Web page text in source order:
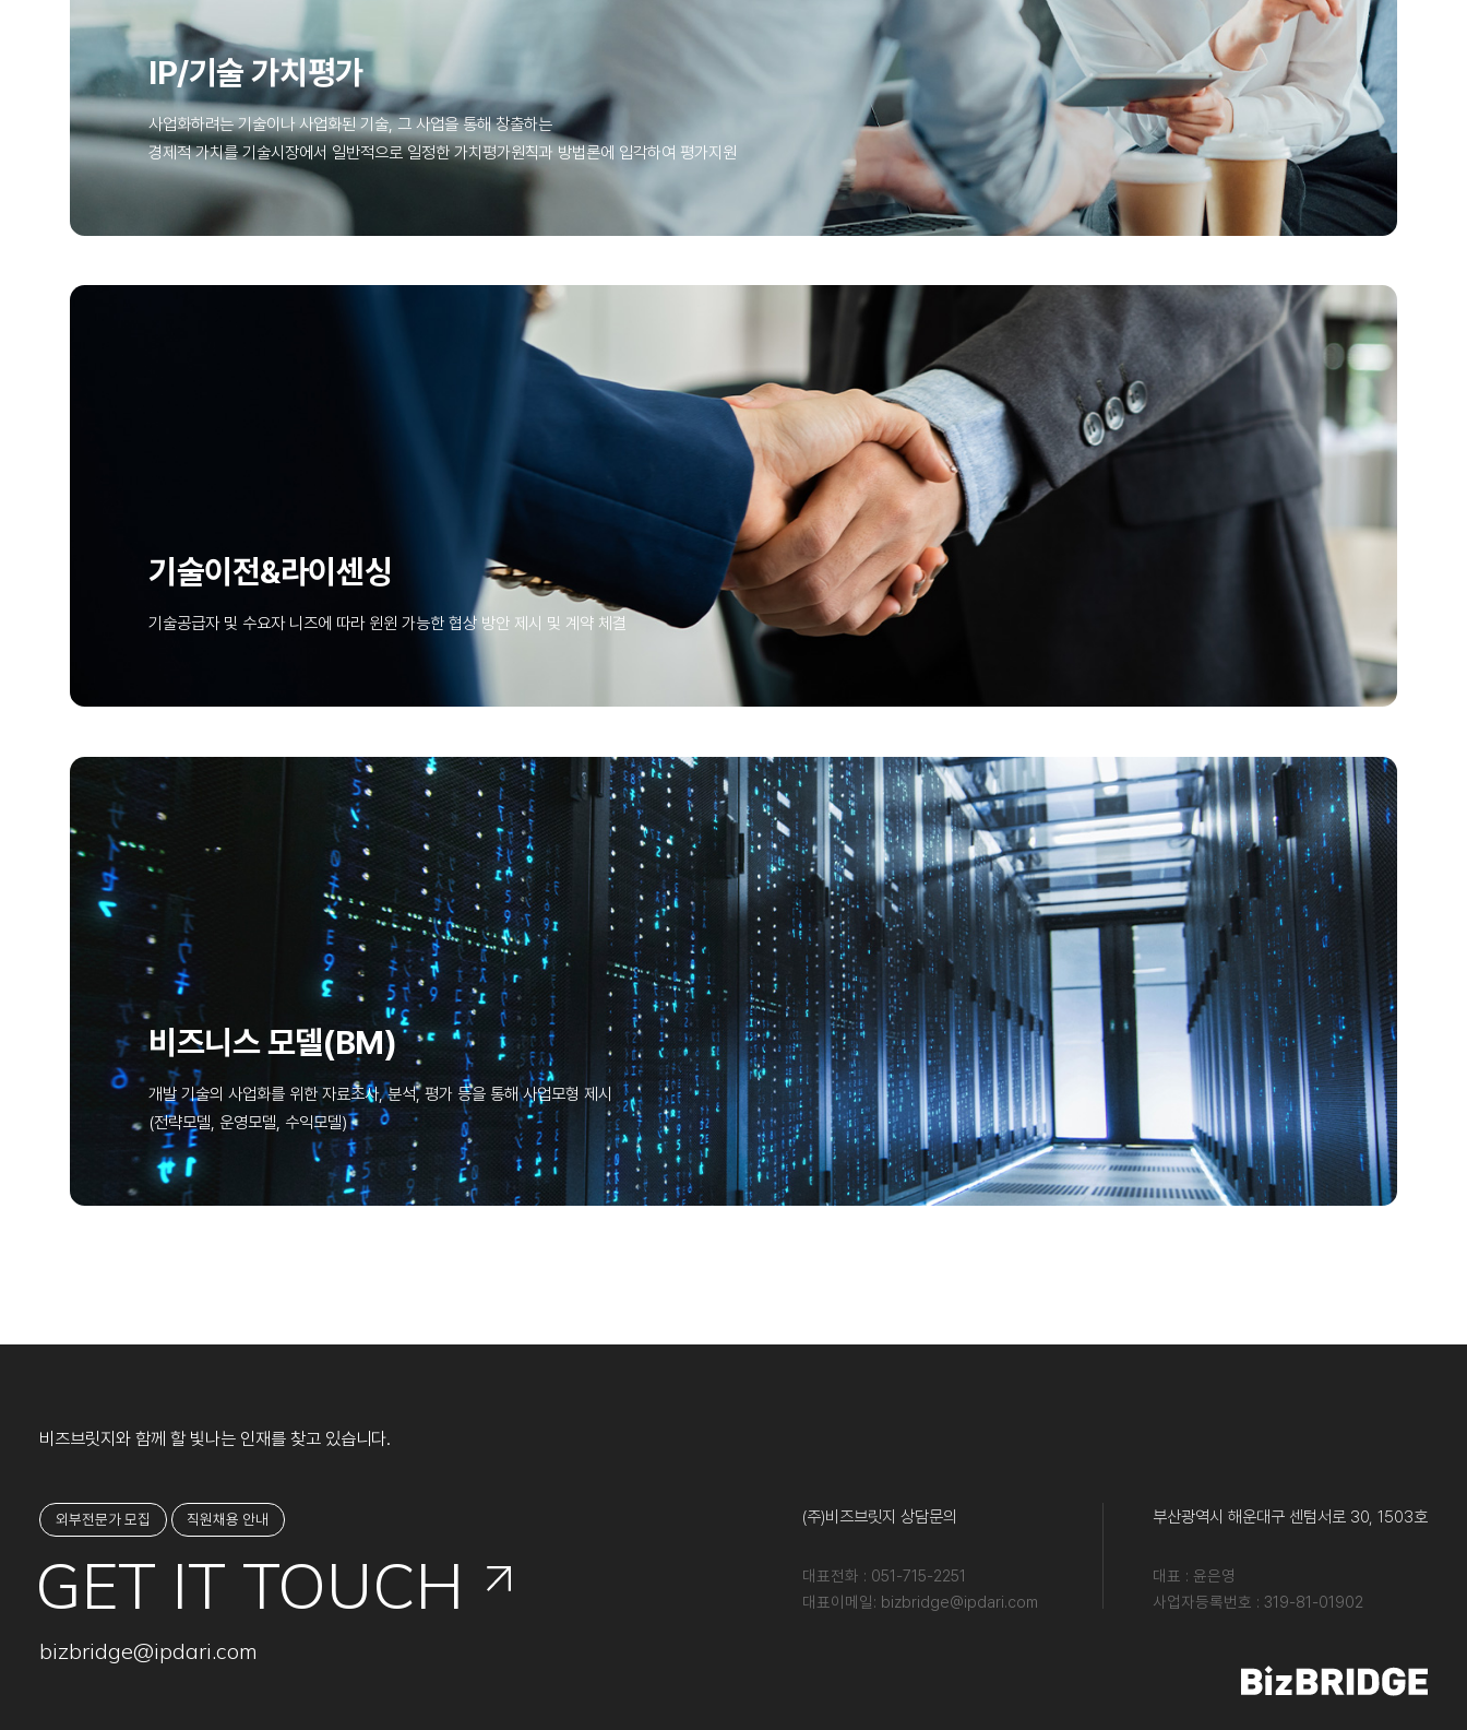
IP/기술 가치평가
사업화하려는 기술이나 사업화된 기술, 그 사업을 통해 창출하는
경제적 가치를 기술시장에서 일반적으로 일정한 가치평가원칙과 방법론에 입각하여 평가지원
기술이전&라이센싱
기술공급자 및 수요자 니즈에 따라 윈윈 가능한 협상 방안 제시 및 계약 체결
비즈니스 모델(BM)
개발 기술의 사업화를 위한 자료조사, 분석, 평가 등을 통해 사업모형 제시
(전략모델, 운영모델, 수익모델)
비즈브릿지와 함께 할 빛나는 인재를 찾고 있습니다.
외부전문가 모집 직원채용 안내
GET IT TOUCH
bizbridge@ipdari.com
(주)비즈브릿지 상담문의
대표전화 : 051-715-2251
대표이메일: bizbridge@ipdari.com
부산광역시 해운대구 센텀서로 30, 1503호
대표 : 윤은영
사업자등록번호 : 319-81-01902